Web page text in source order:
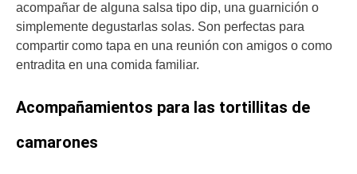
acompañar de alguna salsa tipo dip, una guarnición o
simplemente degustarlas solas. Son perfectas para
compartir como tapa en una reunión con amigos o como
entradita en una comida familiar.
Acompañamientos para las tortillitas de
camarones